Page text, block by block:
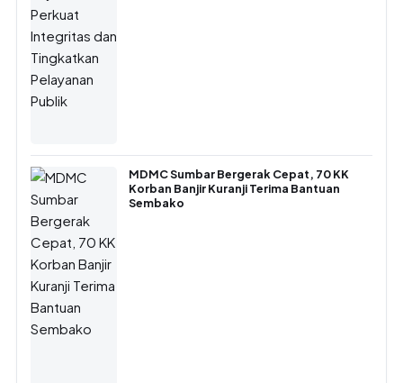
MDMC Sumbar Bergerak Cepat, 70 KK
Korban Banjir Kuranji Terima Bantuan
Sembako